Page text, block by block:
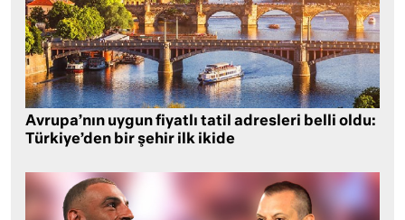
Avrupa’nın uygun fiyatlı tatil adresleri belli oldu:
Türkiye’den bir şehir ilk ikide